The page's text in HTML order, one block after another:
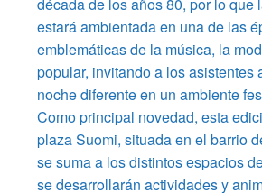
estará ambientada en una de las
emblemáticas de la música, la
popular, invitando a los asistentes
noche diferente en un ambiente
Como principal novedad, esta
plaza Suomi, situada en el barrio
se suma a los distintos espacios
se desarrollarán actividades y